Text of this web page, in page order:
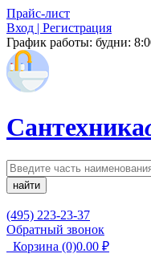
Прайс-лист
Вход | Регистрация
График работы: будни:
Сантехника
найти
(495) 223-23-37
Обратный звонок
Корзина (0)0.00 ₽